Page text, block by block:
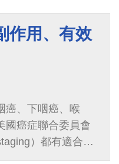
作用、有效
癌、下咽癌、喉
國癌症聯合委員會
）都有適合的